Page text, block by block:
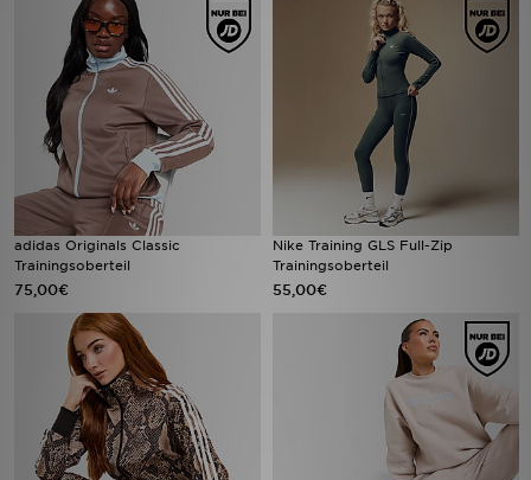
adidas Originals Classic
Trainingsoberteil
75,00€
Nike Training GLS Full-Zip
Trainingsoberteil
55,00€